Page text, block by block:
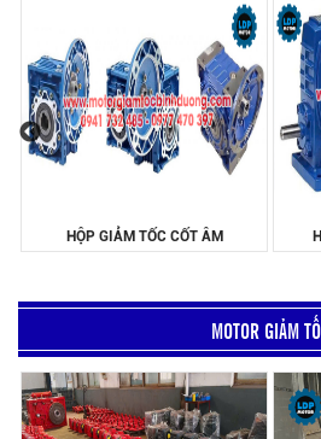
HỘP GIẢM TỐC TRỤC VÍT
MOTOR GIẢM